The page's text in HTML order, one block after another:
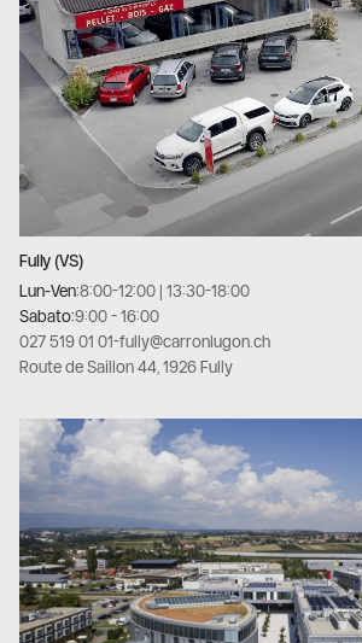
Fully (VS)
Lun-Ven:8:00-12:00 | 13:30-18:00
Sabato:9:00 - 16:00
027 519 01 01-fully@carronlugon.ch
Route de Saillon 44, 1926 Fully